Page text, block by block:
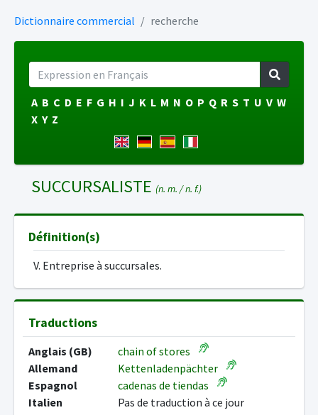
Dictionnaire commercial recherche
A B C D E F G H I J K L M N O P Q R S T U V W
X Y Z
SUCCURSALISTE (n. m. / n. f.)
Définition(s)
V. Entreprise à succursales.
Traductions
Anglais (GB)
chain of stores
Allemand
Kettenladenpächter
Espagnol
cadenas de tiendas
Italien
Pas de traduction à ce jour